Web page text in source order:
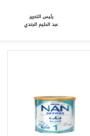
رئيس التحرير
عبد الحليم الجندي